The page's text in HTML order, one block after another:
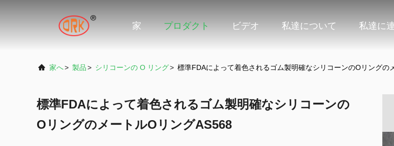
家 プロダクト ビデオ 私達について 私達に
家へ> 製品> シリコーンの O リング> 標準FDAによって着色されるゴム製明確なシリコーンのOリングの
標準FDAによって着色されるゴム製明確なシリコーンの
OリングのメートルOリングAS568